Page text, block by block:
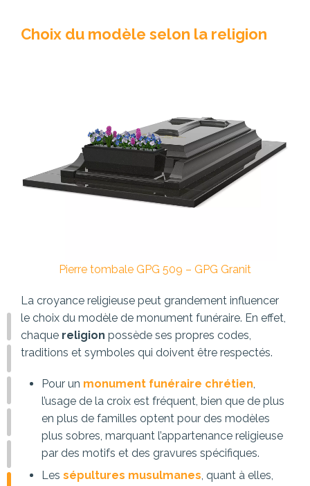
Choix du modèle selon la religion
Pierre tombale GPG 509 – GPG Granit
La croyance religieuse peut grandement influencer
le choix du modèle de monument funéraire. En effet,
chaque religion possède ses propres codes,
traditions et symboles qui doivent être respectés.
Pour un monument funéraire chrétien
l’usage de la croix est fréquent, bien que de plus
en plus de familles optent pour des modèles
plus sobres, marquant l’appartenance religieuse
par des motifs et des gravures spécifiques.
Les sépultures musulmanes , quant à elles,